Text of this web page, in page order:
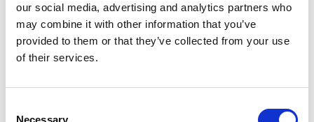
our social media, advertising and analytics partners who
may combine it with other information that you’ve
provided to them or that they’ve collected from your use
of their services.
Necessary